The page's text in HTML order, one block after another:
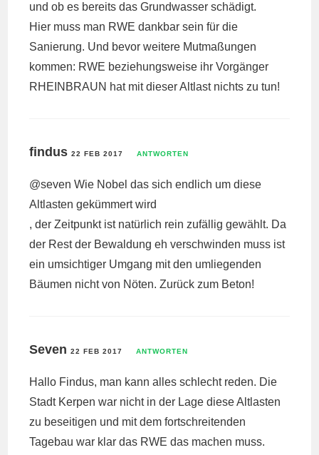
und ob es bereits das Grundwasser schädigt.
Hier muss man RWE dankbar sein für die
Sanierung. Und bevor weitere Mutmaßungen
kommen: RWE beziehungsweise ihr Vorgänger
RHEINBRAUN hat mit dieser Altlast nichts zu tun!
findus22 FEB 2017 ANTWORTEN
@seven Wie Nobel das sich endlich um diese
Altlasten gekümmert wird
, der Zeitpunkt ist natürlich rein zufällig gewählt. Da
der Rest der Bewaldung eh verschwinden muss ist
ein umsichtiger Umgang mit den umliegenden
Bäumen nicht von Nöten. Zurück zum Beton!
Seven22 FEB 2017 ANTWORTEN
Hallo Findus, man kann alles schlecht reden. Die
Stadt Kerpen war nicht in der Lage diese Altlasten
zu beseitigen und mit dem fortschreitenden
Tagebau war klar das RWE das machen muss.